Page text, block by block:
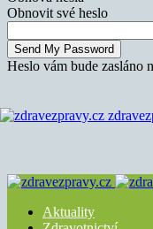
Obnovit své heslo
Heslo vám bude zasláno
Aktuality